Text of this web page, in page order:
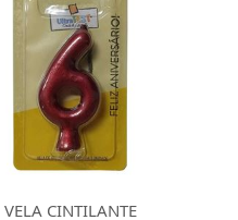
VELA CINTILANTE